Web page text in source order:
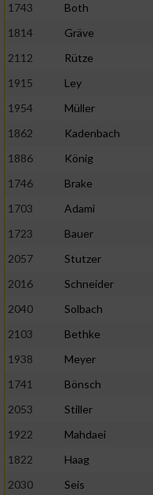
1743
Both
1814
Gräve
2112
Rütze
1915
Ley
1954
Müller
1862
Kadenbach
1886
König
1746
Brake
1703
Adami
1723
Bauer
2057
Stutzer
2016
Schneider
2040
Solbach
2103
Bethke
1938
Meyer
1741
Bönsch
2053
Stiller
1922
Mahdaei
1822
Haag
2030
Seis